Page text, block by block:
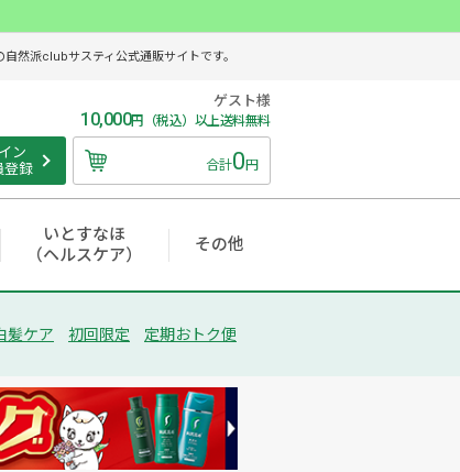
然派clubサスティ公式通販サイトです。
ン
登録
ゲスト様
10,000円（税込）以上送料無料
合計0円
いとすなほ
（ヘルスケア）
その他
髪ケア 初回限定 定期おトク便